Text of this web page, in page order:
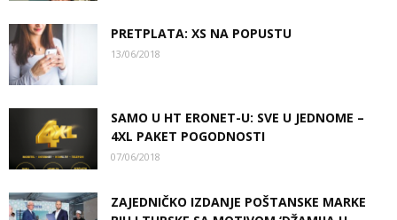
PRETPLATA: XS NA POPUSTU
13/06/2018
SAMO U HT ERONET-U: SVE U JEDNOME –
4XL PAKET POGODNOSTI
07/06/2018
ZAJEDNIČKO IZDANJE POŠTANSKE MARKE